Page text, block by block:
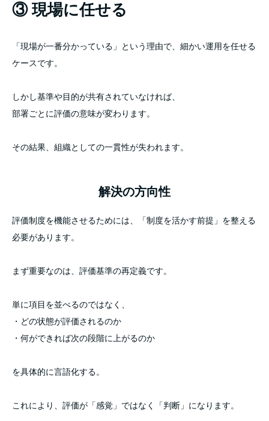
③ 現場に任せる
「現場が一番分かっている」という理由で、細かい運用を任せる
ケースです。
しかし基準や目的が共有されていなければ、
部署ごとに評価の意味が変わります。
その結果、組織としての一貫性が失われます。
解決の方向性
評価制度を機能させるためには、「制度を活かす前提」を整える
必要があります。
まず重要なのは、評価基準の再定義です。
単に項目を並べるのではなく、
・どの状態が評価されるのか
・何ができれば次の段階に上がるのか
を具体的に言語化する。
これにより、評価が「感覚」ではなく「判断」になります。